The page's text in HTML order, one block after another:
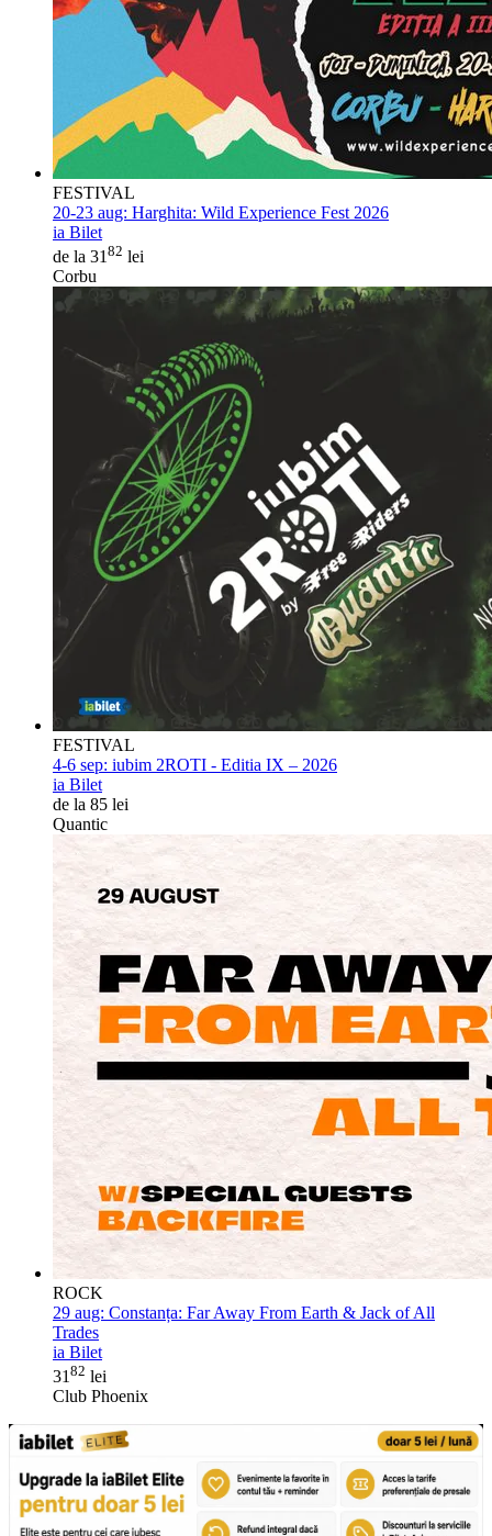
FESTIVAL
20-23 aug: Harghita: Wild Experience Fest 2026
ia Bilet
de la 31 82 lei
Corbu
FESTIVAL
4-6 sep: iubim 2ROTI - Editia IX – 2026
ia Bilet
de la 85 lei
Quantic
ROCK
29 aug: Constanța: Far Away From Earth & Jack of All
Trades
ia Bilet
31 82 lei
Club Phoenix